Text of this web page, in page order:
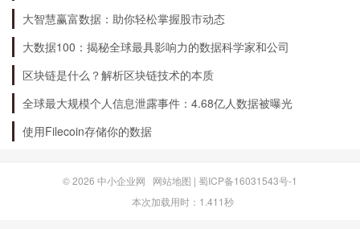
大智慧赢富数据：助你轻松掌握股市动态
大数据100：揭秘全球最具影响力的数据科学家和公司
区块链是什么？解析区块链技术的本质
全球最大规模个人信息泄露事件：4.68亿人数据被曝光
使用Filecoin存储你的数据
© 2026 中小企业网 网站地图 | 蜀ICP备16031543号-1
本次加载用时：1.411秒